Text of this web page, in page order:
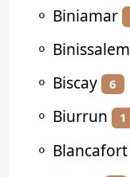
⚬ Biniamar
⚬ Binissalem
⚬ Biscay 6
⚬ Biurrun 1
⚬ Blancafort